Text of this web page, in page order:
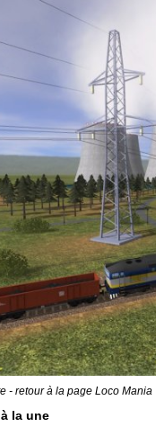
- retour à la page Loco Mania
la une